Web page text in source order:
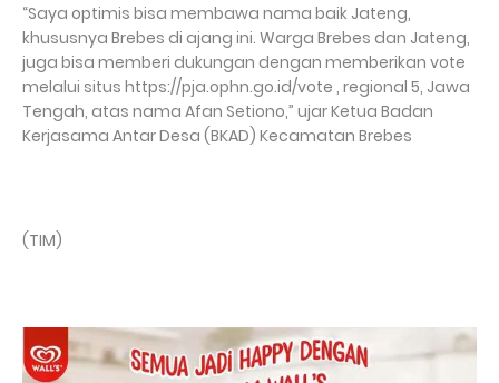
“Saya optimis bisa membawa nama baik Jateng,
khususnya Brebes di ajang ini. Warga Brebes dan Jateng,
juga bisa memberi dukungan dengan memberikan vote
melalui situs https://pja.ophn.go.id/vote , regional 5, Jawa
Tengah, atas nama Afan Setiono,” ujar Ketua Badan
Kerjasama Antar Desa (BKAD) Kecamatan Brebes
(TIM)